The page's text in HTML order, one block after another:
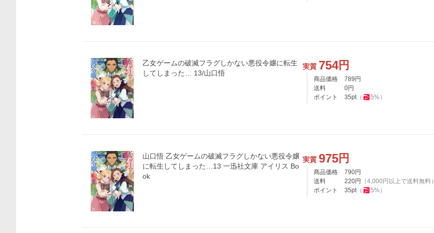
乙女ゲームの破滅フラグしかない悪役令嬢に転生
してしまった… 13/山口悟
実質 754円
商品価格 789 円
送料
0円
ポイント
35pt（ 5%）
山口悟 乙女ゲームの破滅フラグしかない悪役令嬢
に転生してしまった…13 一迅社文庫 アイリス Bo
ok
実質 975円
商品価格 790円
送料
220円 （4,000 円以上で送料無料）
ポイント
35pt（ 5%）